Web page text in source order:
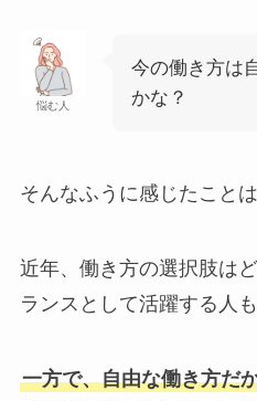
悩む人
今の働き方は
かな？
そんなふうに感じたこと
近年、働き方の選択肢は
ランスとして活躍する人
一方で、自由な働き方だ